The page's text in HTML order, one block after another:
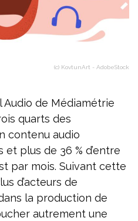
(c) KovtunArt - AdobeStock
de Médiamétrie
quarts des
contenu audio
plus de 36 % d’entre
par mois. Suivant cette
d’acteurs de
la production de
autrement une